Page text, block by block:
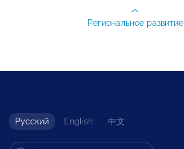
Региональное развитие
Русский English 中文